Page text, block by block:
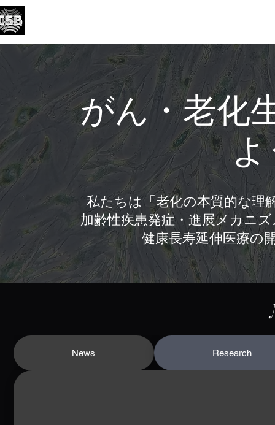
がん・老化
私たちは「老化の本質的な理
加齢性疾患発症・進展メカニ
健康長寿延伸医療の
News Research